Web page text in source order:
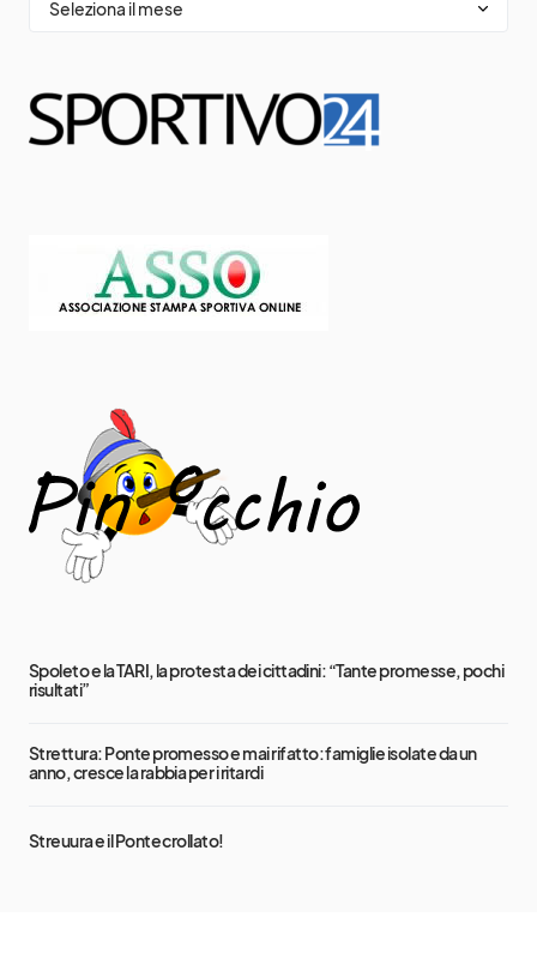
Spoleto e la TARI, la protesta dei cittadini: “Tante promesse, pochi
risultati”
Strettura: Ponte promesso e mai rifatto: famiglie isolate da un
anno, cresce la rabbia per i ritardi
Streuura e il Ponte crollato!